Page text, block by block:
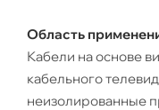
Область
Кабели на основе
кабельного
неизолированные